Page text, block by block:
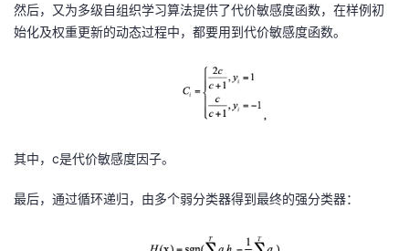
然后，又为多级自组织学习算法提供了代价敏感度函数，在样例初
始化及权重更新的动态过程中，都要用到代价敏感度函数。
其中， c是代价敏感度因子。
最后，通过循环递归，由多个弱分类器得到最终的强分类器：